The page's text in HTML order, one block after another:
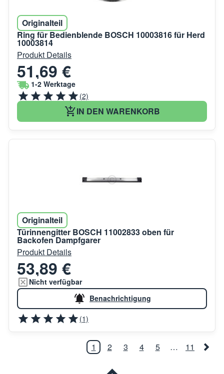
Originalteil
Ring für Bedienblende BOSCH 10003816 für Herd
10003814
Produkt Details
51,69 €
1-2 Werktage
(2)
IN DEN WARENKORB
Originalteil
Türinnengitter BOSCH 11002833 oben für
Backofen Dampfgarer
Produkt Details
53,89 €
Nicht verfügbar
Benachrichtigung
(1)
1 2 3 4 5 … 11